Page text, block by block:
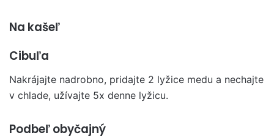
Na kašeľ
Cibuľa
Nakrájajte nadrobno, pridajte 2 lyžice medu a nechajte
v chlade, užívajte 5x denne lyžicu.
Podbeľ obyčajný